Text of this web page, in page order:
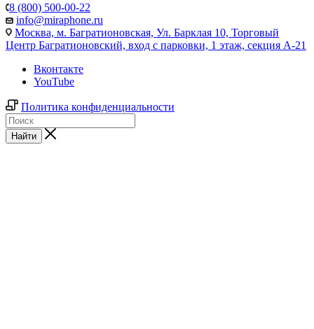
8 (800) 500-00-22
info@miraphone.ru
Москва, м. Багратионовская, Ул. Барклая 10, Торговый
Центр Багратионовский, вход с парковки, 1 этаж, секция А-21
Вконтакте
YouTube
Политика конфиденциальности
Найти